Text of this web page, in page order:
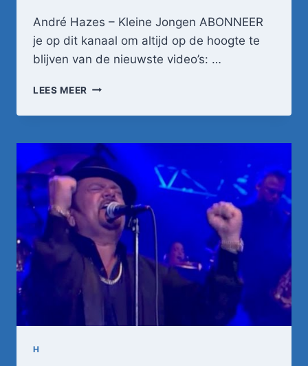
André Hazes – Kleine Jongen ABONNEER
je op dit kanaal om altijd op de hoogte te
blijven van de nieuwste video’s: …
LEES MEER ANDRÉ
–
JONGEN
H